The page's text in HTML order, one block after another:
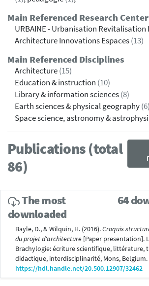
Main Referenced Research
URBAINE - Urbanisation
Architecture Innovations Espaces(13)
Main Referenced Disciplines
Architecture(15)
Education & instruction (10)
Library & information sciences(8)
Earth sciences & physical geography(6)
Space science, astronomy &
Publications (total
86)
The most
downloaded
64
Bayle, D., & Wilquin, H. (2016).Croquis
du projet d'architecture [Paper presentation].
Brachylogie: écriture scientifique, littérature,
didactique, interdisciplinarité, Mons, Belgium.
https://hdl.handle.net/20.500.12907/32462